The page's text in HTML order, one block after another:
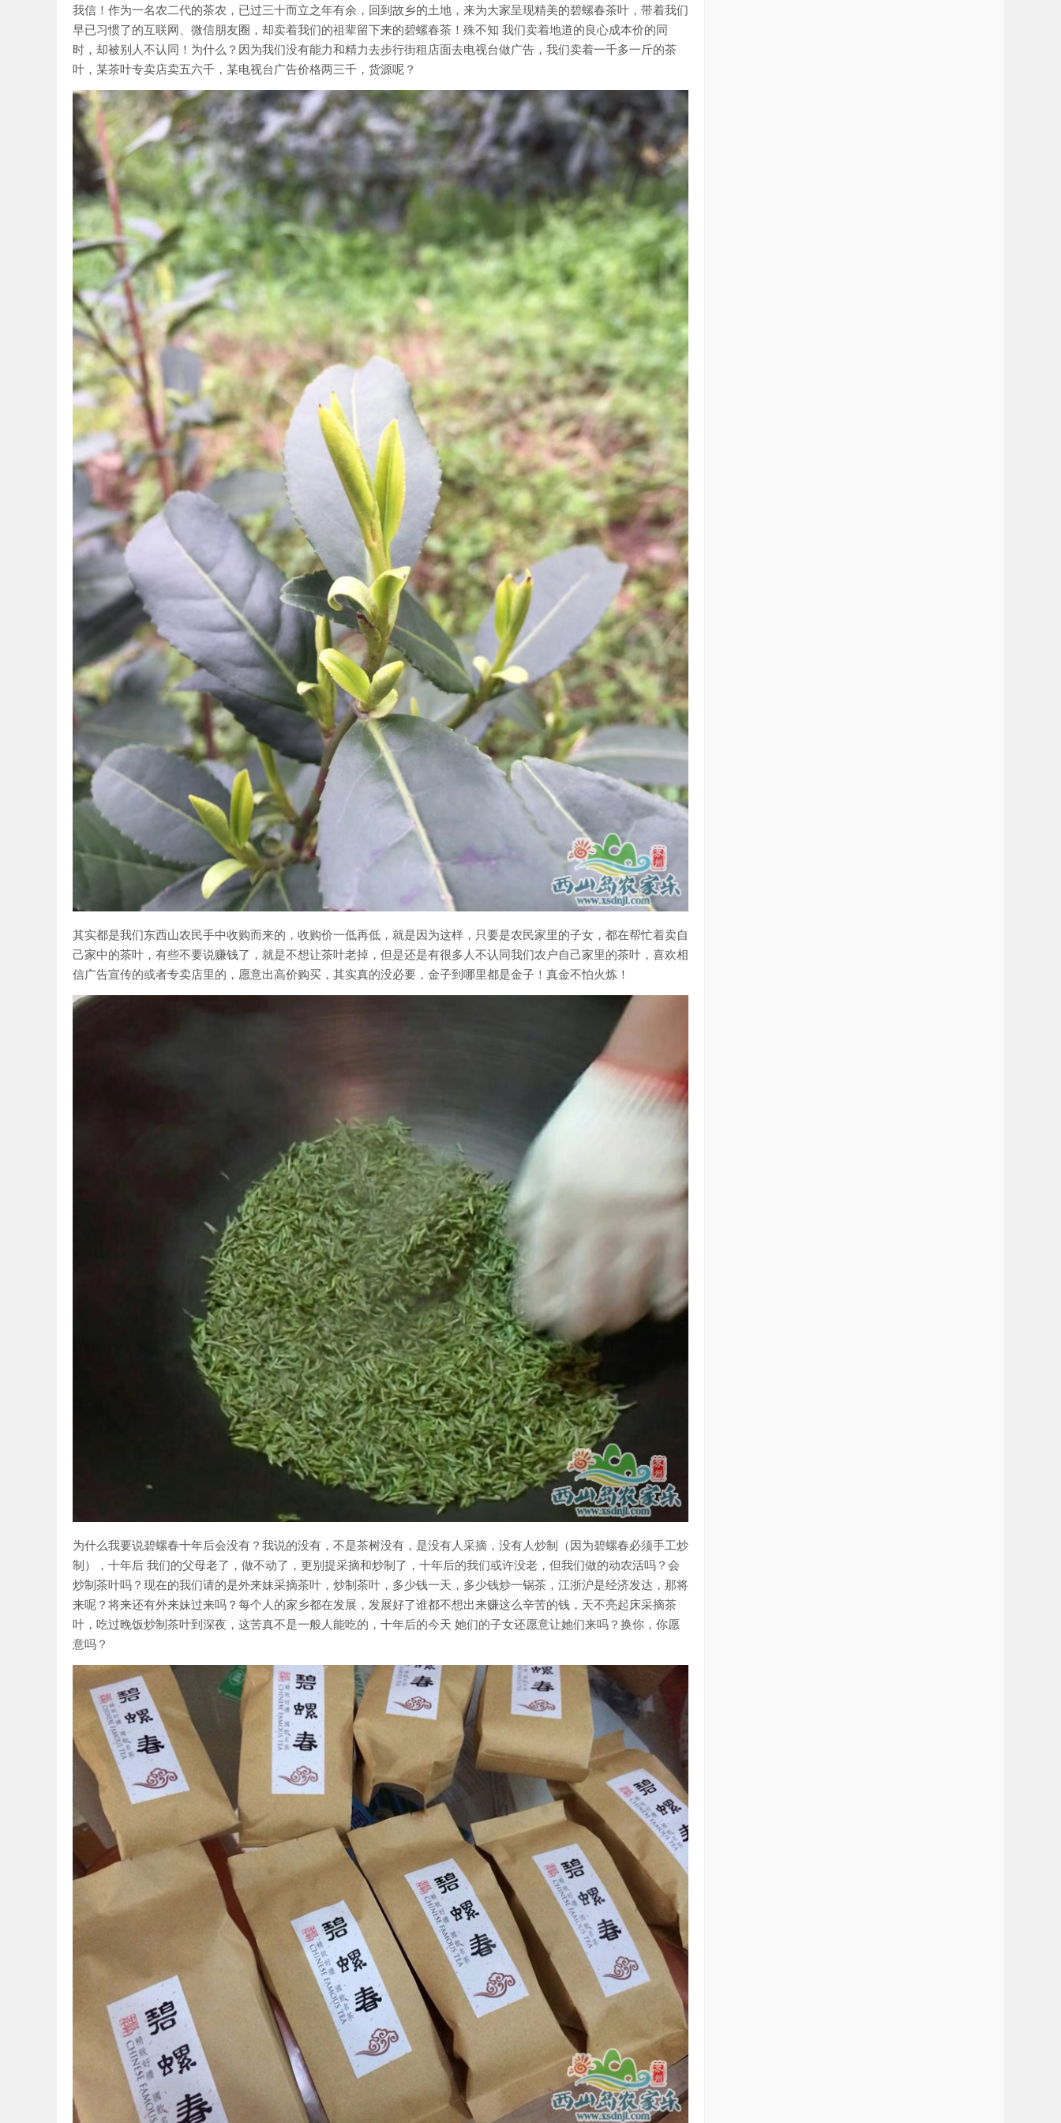
我信！作为一名农二代的茶农，已过三十而立之年有余，回到故乡的土地，来为大家呈现精美的碧螺春茶叶，带着我们
早已习惯了的互联网、微信朋友圈，却卖着我们的祖辈留下来的碧螺春茶！殊不知 我们卖着地道的良心成本价的同
时，却被别人不认同！为什么？因为我们没有能力和精力去步行街租店面去电视台做广告， 我们卖着一千多一斤的茶
叶 ，某茶叶专卖店卖五六千，某电视台广告价格两三千，货源呢？
其实都是我们东西山农民手中收购而来的，收购价一低再低，就是因为这样，只要是农民家里的子女，都在帮忙着卖自
己家中的茶叶，有些不要说赚钱了，就是不想让茶叶老掉，但是还是有很多人不认同我们农户自己家里的茶叶，喜欢相
信广告宣传的或者专卖店里的，愿意出高价购买，其实真的没必要，金子到哪里都是金子！真金不怕火炼！
为什么我要说碧螺春十年后会没有？我说的没有，不是茶树没有，是没有人采摘，没有人炒制（因为碧螺春必须手工炒
制），十年后 我们的父母老了，做不动了，更别提采摘和炒制了，十年后的我们或许没老，但我们做的动农活吗？会
炒制茶叶吗？现在的我们请的是外来妹采摘茶叶，炒制茶叶，多少钱一天，多少钱炒一锅茶，江浙沪是经济发达，那将
来呢？将来还有外来妹过来吗？每个人的家乡都在发展，发展好了谁都不想出来赚这么辛苦的钱，天不亮起床采摘茶
叶，吃过晚饭炒制茶叶到深夜，这苦真不是一般人能吃的，十年后的今天 她们的子女还愿意让她们来吗？换你，你愿
意吗？